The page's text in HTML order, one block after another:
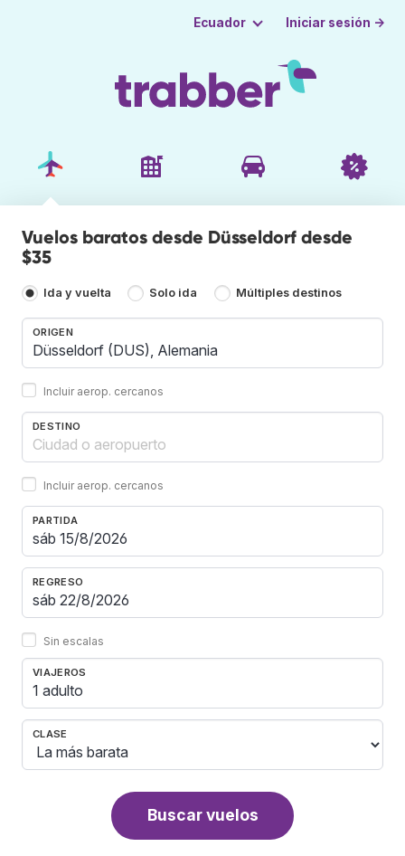
Ecuador Iniciar sesión →
Vuelos baratos desde Düsseldorf desde
$35
Ida y vuelta Solo ida Múltiples destinos
ORIGEN
Incluir aerop. cercanos
DESTINO
Incluir aerop. cercanos
PARTIDA
REGRESO
Sin escalas
VIAJEROS
1 adulto
CLASE
Buscar vuelos